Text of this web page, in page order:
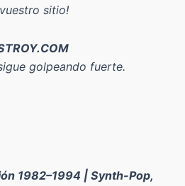
sitio!
golpeando fuerte.
1982–1994 | Synth-Pop,